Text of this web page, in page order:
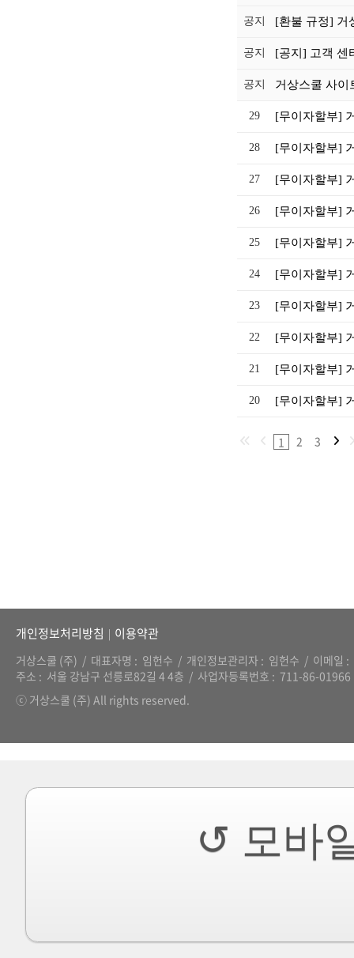
공지 [환불 규정] 거
공지 [공지] 고객 센
공지 거상스쿨 사이
29 [무이자할부]
28 [무이자할부]
27 [무이자할부]
26 [무이자할부]
25 [무이자할부]
24 [무이자할부]
23 [무이자할부]
22 [무이자할부]
21 [무이자할부]
20 [무이자할부]
1 2 3
거상스쿨 (주) 대표자명 임헌수 개인정보관리자 임헌수
이메일
주소
서울 강남구 선릉로82길 4 4층 사업자등록번호
711-86-01966
ⓒ 거상스쿨 (주) All rights reserved.
개인정보처리방침 | 이용약관
↺ 모바